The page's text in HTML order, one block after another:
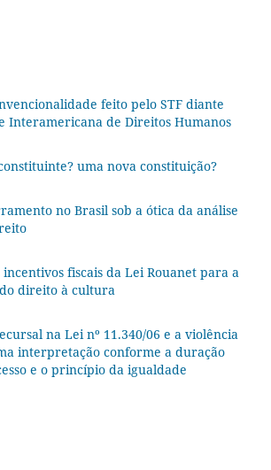
feito pelo STF diante
Interamericana de Direitos Humanos
uma nova constituição?
no Brasil sob a ótica da análise
fiscais da Lei Rouanet para a
direito à cultura
na Lei nº 11.340/06 e a violência
interpretação conforme a duração
e o princípio da igualdade